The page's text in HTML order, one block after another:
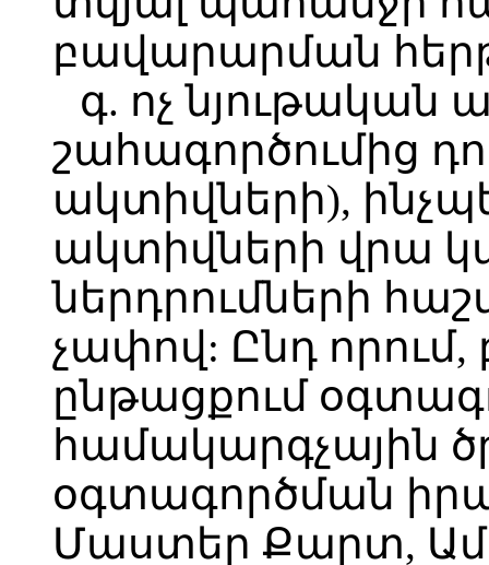
բավարարման
գ. ոչ նյութական
շահագործումից
ակտիվների),
ակտիվների վրա
ներդրումների
չափով: Ընդ որում,
ընթացքում
համակարգչային
օգտագործման
Մաստեր Քարտ,